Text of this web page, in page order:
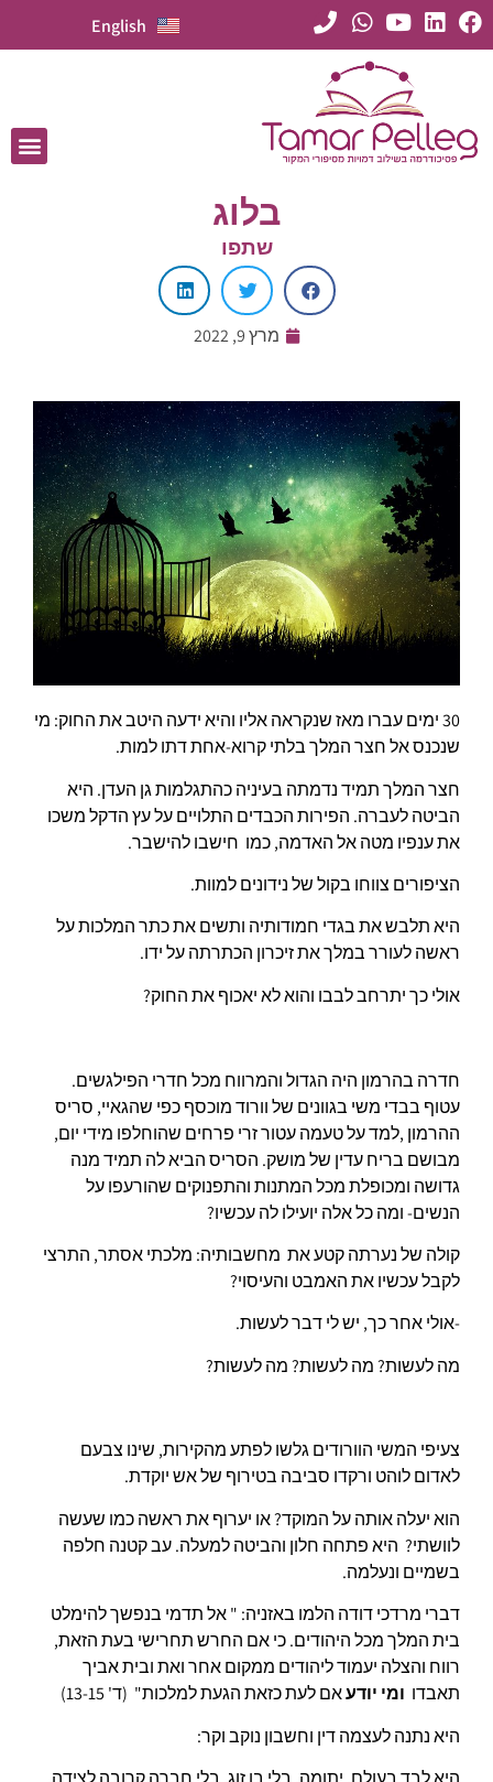
English
בלוג
שתפו
מרץ 9, 2022
30 ימים עברו מאז שנקראה אליו והיא ידעה היטב את החוק: מי
שנכנס אל חצר המלך בלתי קרוא-אחת דתו למות.
חצר המלך תמיד נדמתה בעיניה כהתגלמות גן העדן. היא
הביטה לעברה. הפירות הכבדים התלויים על עץ הדקל משכו
את ענפיו מטה אל האדמה, כמו חישבו להישבר.
הציפורים צווחו בקול של נידונים למוות.
היא תלבש את בגדי חמודותיה ותשים את כתר המלכות על
ראשה לעורר במלך את זיכרון הכתרתה על ידו.
אולי כך יתרחב לבבו והוא לא יאכוף את החוק?
חדרה בהרמון היה הגדול והמרווח מכל חדרי הפילגשים.
עטוף בבדי משי בגוונים של וורוד מוכסף כפי שהגאיי, סריס
ההרמון ,למד על טעמה עטור זרי פרחים שהוחלפו מידי יום,
מבושם בריח עדין של מושק. הסריס הביא לה תמיד מנה
גדושה ומכופלת מכל המתנות והתפנוקים שהורעפו על
הנשים- ומה כל אלה יועילו לה עכשיו?
קולה של נערתה קטע את מחשבותיה: מלכתי אסתר, התרצי
לקבל עכשיו את האמבט והעיסוי?
-אולי אחר כך, יש לי דבר לעשות.
מה לעשות? מה לעשות? מה לעשות?
צעיפי המשי הוורודים גלשו לפתע מהקירות, שינו צבעם
לאדום לוהט ורקדו סביבה בטירוף של אש יוקדת.
הוא יעלה אותה על המוקד? או יערוף את ראשה כמו שעשה
לוושתי? היא פתחה חלון והביטה למעלה. עב קטנה חלפה
בשמיים ונעלמה.
דברי מרדכי דודה הלמו באזניה: " אל תדמי בנפשך להימלט
בית המלך מכל היהודים. כי אם החרש תחרישי בעת הזאת,
רווח והצלה יעמוד ליהודים ממקום אחר ואת ובית אביך
תאבדו ומי יודעאם לעת כזאת הגעת למלכות" (ד' 13-15)
היא נתנה לעצמה דין וחשבון נוקב וקר: